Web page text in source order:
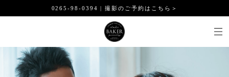
0265-98-0394 | 撮影のご予約はこちら＞